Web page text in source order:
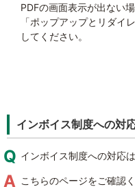
PDFの画面表示が出ない
「ポップアップとリダイ
してください。
インボイス制度への対
インボイス制度への対応
こちらのページをご確認